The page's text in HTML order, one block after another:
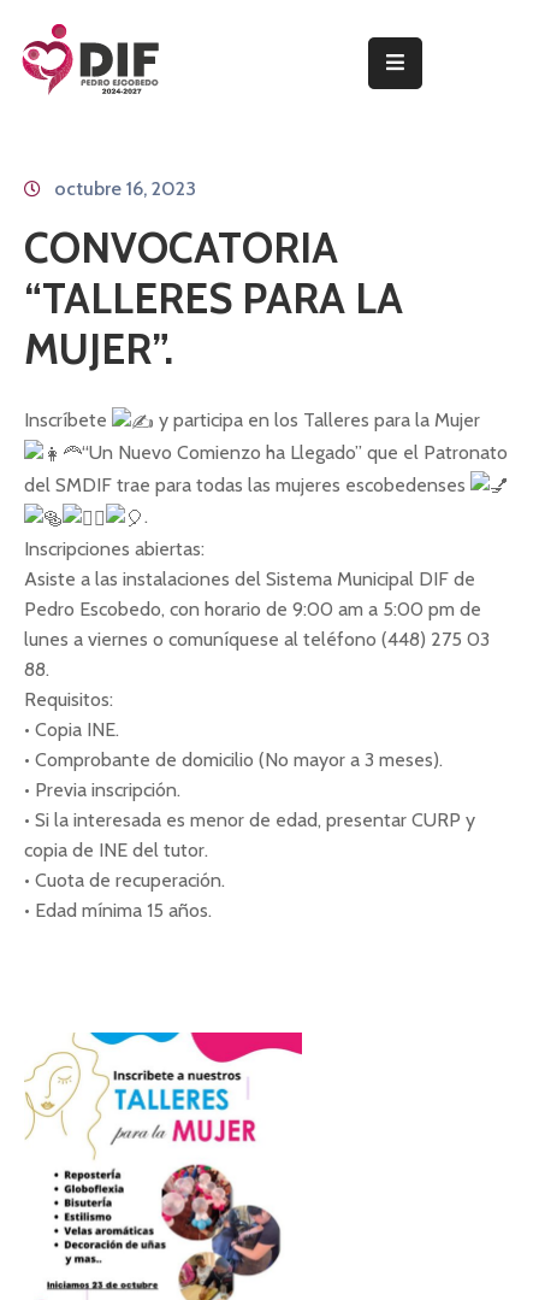
Y
DEL
PATRONATO
TRANSPARENCIA
octubre 16, 2023
CONVOCATORIA
“TALLERES PARA LA
MUJER”.
Inscríbete
y participa en los Talleres para la Mujer
“Un Nuevo Comienzo ha Llegado” que el Patronato
del SMDIF trae para todas las mujeres escobedenses
.
Inscripciones abiertas:
Asiste a las instalaciones del Sistema Municipal DIF de
Pedro Escobedo, con horario de 9:00 am a 5:00 pm de
lunes a viernes o comuníquese al teléfono (448) 275 03
88.
Requisitos:
• Copia INE.
• Comprobante de domicilio (No mayor a 3 meses).
• Previa inscripción.
• Si la interesada es menor de edad, presentar CURP y
copia de INE del tutor.
• Cuota de recuperación.
• Edad mínima 15 años.